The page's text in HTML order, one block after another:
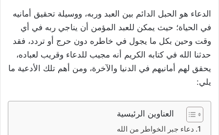
الدعاء هو الحبل الدائم بين العبد وربه، ووسيلة تحقيق أمانيه
في الحياة؛ حيث يمكن للعبد المؤمن أن يناجي ربه في أي
وقت وحين بكل ما يجول في خاطره دون حرج أو تردد، فقد
حدثنا الله في كتابه الكريم أنه مجيب للدعاء وقريب لعباده،
يحقق لهم أمانيهم في الدنيا والآخرة، ومن أهم تلك الأدعية ما
يلي:
العناوين الرئيسية
دعاء جبر الخواطر من الله